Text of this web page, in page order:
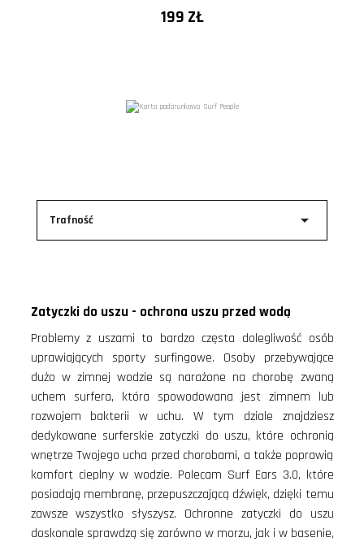
199 ZŁ
Trafność 
Zatyczki do uszu - ochrona uszu przed wodą
Problemy z uszami to bardzo częsta dolegliwość osób
uprawiających sporty surfingowe. Osoby przebywające
dużo w zimnej wodzie są narażone na chorobę zwaną
uchem surfera, która spowodowana jest zimnem lub
rozwojem bakterii w uchu. W tym dziale znajdziesz
dedykowane surferskie zatyczki do uszu, które ochronią
wnętrze Twojego ucha przed chorobami, a także poprawią
komfort cieplny w wodzie. Polecam Surf Ears 3.0, które
posiadają membranę, przepuszczającą dźwięk, dzięki temu
zawsze wszystko słyszysz. Ochronne zatyczki do uszu
doskonale sprawdzą się zarówno w morzu, jak i w basenie,